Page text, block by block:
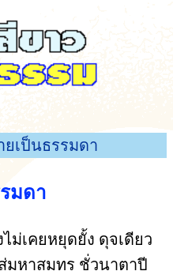
ยเป็นธรรมดา
มดา
ไม่เคยหยุดยั้ง ดุจเดียว
มหาสมุทร ชั่วนาตาปี